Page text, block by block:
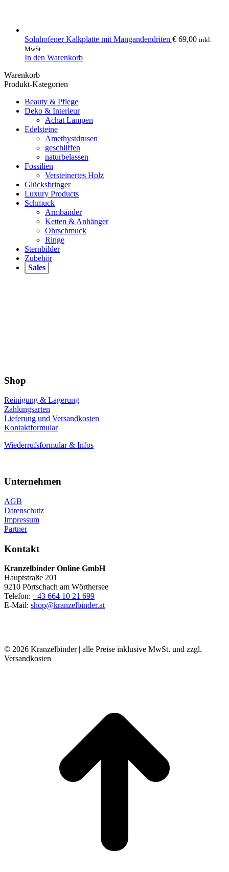
Solnhofener Kalkplatte mit Mangandendriten € 69,00 inkl.
MwSt
In den Warenkorb
Warenkorb
Produkt-Kategorien
Beauty & Pflege
Deko & Interieur
Achat Lampen
Edelsteine
Amethystdrusen
geschliffen
naturbelassen
Fossilien
Versteinertes Holz
Glücksbringer
Luxury Products
Schmuck
Armbänder
Ketten & Anhänger
Ohrschmuck
Ringe
Sternbilder
Zubehör
Sales
Shop
Reinigung & Lagerung
Zahlungsarten
Lieferung und Versandkosten
Kontaktformular
Wiederrufsformular & Infos
Unternehmen
AGB
Datenschutz
Impressum
Partner
Kontakt
Kranzelbinder Online GmbH
Hauptstraße 201
9210 Pörtschach am Wörthersee
Telefon: +43 664 10 21 699
E-Mail: shop@kranzelbinder.at
© 2026 Kranzelbinder | alle Preise inklusive MwSt. und zzgl.
Versandkosten